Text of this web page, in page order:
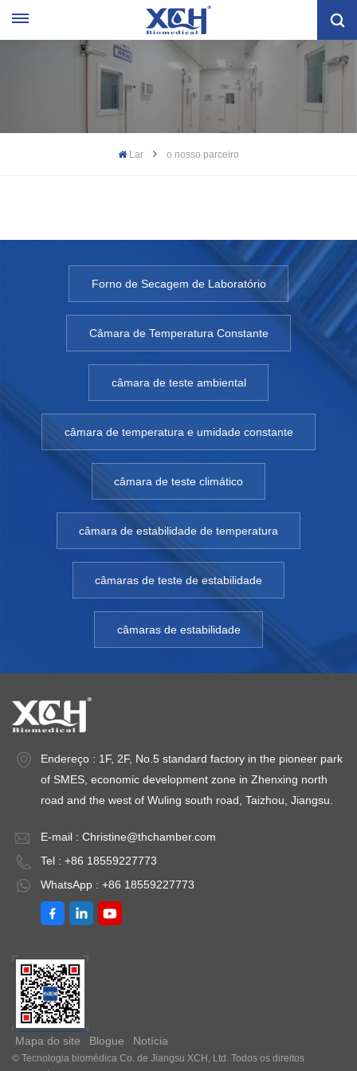
Lar o nosso parceiro
Forno de Secagem de Laboratório
Câmara de Temperatura Constante
câmara de teste ambiental
câmara de temperatura e umidade constante
câmara de teste climático
câmara de estabilidade de temperatura
câmaras de teste de estabilidade
câmaras de estabilidade
Endereço : 1F, 2F, No.5 standard factory in the pioneer park
of SMES, economic development zone in Zhenxing north
road and the west of Wuling south road, Taizhou, Jiangsu.
E-mail : Christine@thchamber.com
Tel : +86 18559227773
WhatsApp : +86 18559227773
Mapa do site Blogue Notícia
© Tecnologia biomédica Co. de Jiangsu XCH, Ltd. Todos os direitos